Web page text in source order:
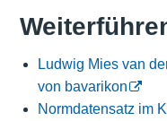
Ludwig Mies van
von bavarikon
Normdatensatz im